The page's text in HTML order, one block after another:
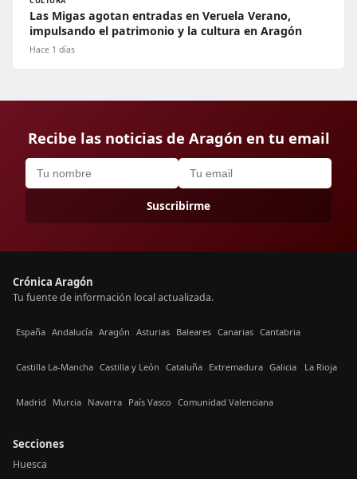
Las Migas agotan entradas en Veruela Verano,
impulsando el patrimonio y la cultura en Aragón
Hace 1 días
Recibe las noticias de Aragón en tu email
Suscribirme
Crónica Aragón
Tu fuente de información local actualizada.
España Andalucía Aragón Asturias Baleares Canarias Cantabria
Castilla La-Mancha Castilla y León Cataluña Extremadura Galicia La Rioja
Madrid Murcia Navarra País Vasco Comunidad Valenciana
Secciones
Huesca